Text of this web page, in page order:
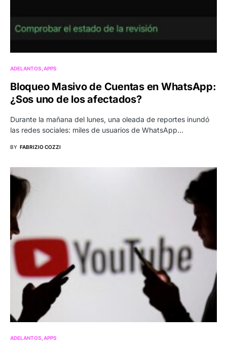
ADELANTOS APPS
Bloqueo Masivo de Cuentas en WhatsApp:
¿Sos uno de los afectados?
Durante la mañana del lunes, una oleada de reportes inundó
las redes sociales: miles de usuarios de WhatsApp…
BY FABRIZIO COZZI
ADELANTOS APPS